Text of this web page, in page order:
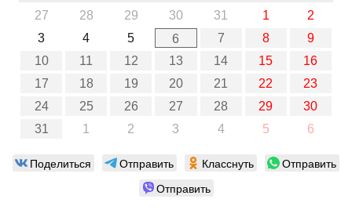
27
28 29 30 31 1
2
3
4 5 6 7 8
9
10
11 12 13 14 15
16
17
18 19 20 21 22
23
24
25 26 27 28 29
30
31
1 2 3 4 5 6
Поделиться Отправить Класснуть
Отправить
Отправить